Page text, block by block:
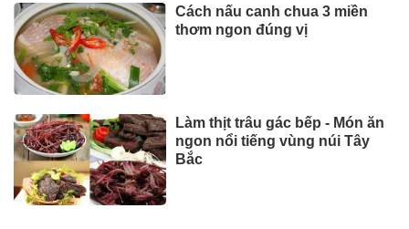
Cách nấu canh chua 3 miền
thơm ngon đúng vị
Làm thịt trâu gác bếp - Món ăn
ngon nổi tiếng vùng núi Tây
Bắc